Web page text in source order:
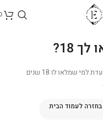
18?
הכניסה והרכישה בחנות האתר מיועדת למי שמלאו לו 18 שנים
בחזרה לעמוד הבית